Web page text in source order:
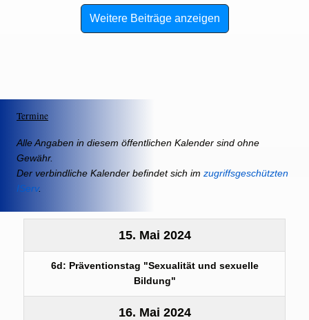
Weitere Beiträge anzeigen
Termine
Alle Angaben in diesem öffentlichen Kalender sind ohne
Gewähr.
Der verbindliche Kalender befindet sich im zugriffsgeschützten
IServ.
15. Mai 2024
6d: Präventionstag "Sexualität und sexuelle
Bildung"
16. Mai 2024